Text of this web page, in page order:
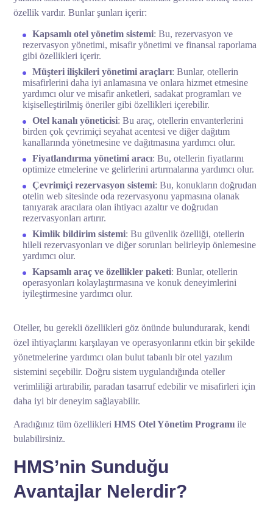
özellik vardır. Bunlar şunları içerir:
Kapsamlı otel yönetim sistemi: Bu, rezervasyon ve
rezervasyon yönetimi, misafir yönetimi ve finansal raporlama
gibi özellikleri içerir.
Müşteri ilişkileri yönetimi araçları: Bunlar, otellerin
misafirlerini daha iyi anlamasına ve onlara hizmet etmesine
yardımcı olur ve misafir anketleri, sadakat programları ve
kişiselleştirilmiş öneriler gibi özellikleri içerebilir.
Otel kanalı yöneticisi: Bu araç, otellerin envanterlerini
birden çok çevrimiçi seyahat acentesi ve diğer dağıtım
kanallarında yönetmesine ve dağıtmasına yardımcı olur.
Fiyatlandırma yönetimi aracı: Bu, otellerin fiyatlarını
optimize etmelerine ve gelirlerini artırmalarına yardımcı olur.
Çevrimiçi rezervasyon sistemi: Bu, konukların doğrudan
otelin web sitesinde oda rezervasyonu yapmasına olanak
tanıyarak aracılara olan ihtiyacı azaltır ve doğrudan
rezervasyonları artırır.
Kimlik bildirim sistemi: Bu güvenlik özelliği, otellerin
hileli rezervasyonları ve diğer sorunları belirleyip önlemesine
yardımcı olur.
Kapsamlı araç ve özellikler paketi: Bunlar, otellerin
operasyonları kolaylaştırmasına ve konuk deneyimlerini
iyileştirmesine yardımcı olur.
Oteller, bu gerekli özellikleri göz önünde bulundurarak, kendi
özel ihtiyaçlarını karşılayan ve operasyonlarını etkin bir şekilde
yönetmelerine yardımcı olan bulut tabanlı bir otel yazılım
sistemini seçebilir. Doğru sistem uygulandığında oteller
verimliliği artırabilir, paradan tasarruf edebilir ve misafirleri için
daha iyi bir deneyim sağlayabilir.
Aradığınız tüm özellikleriHMS Otel Yönetim Programı ile
bulabilirsiniz.
HMS’nin Sunduğu
Avantajlar Nelerdir?